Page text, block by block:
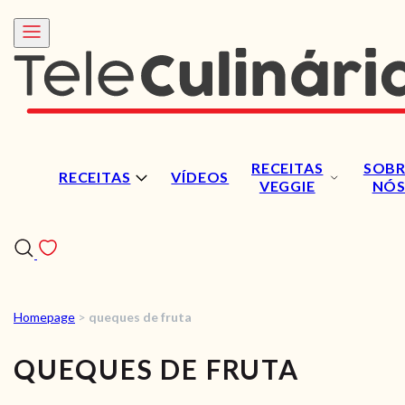
RECEITAS VÍDEOS
RECEITAS
VEGGIE
NÓS
RECEITAS
VÍDEOS
Homepage > queques de fruta
QUEQUES DE FRUTA